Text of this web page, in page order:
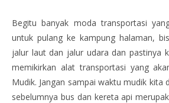
Begitu banyak moda transportasi
untuk pulang ke kampung halaman,
jalur laut dan jalur udara dan pastinya
memikirkan alat transportasi yang
Mudik. Jangan sampai waktu mudik kita
sebelumnya bus dan kereta api